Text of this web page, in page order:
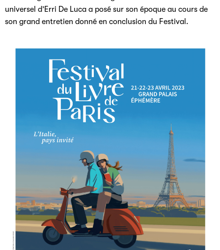
universel d’Erri De Luca a posé sur son époque au cours de
son grand entretien donné en conclusion du Festival.